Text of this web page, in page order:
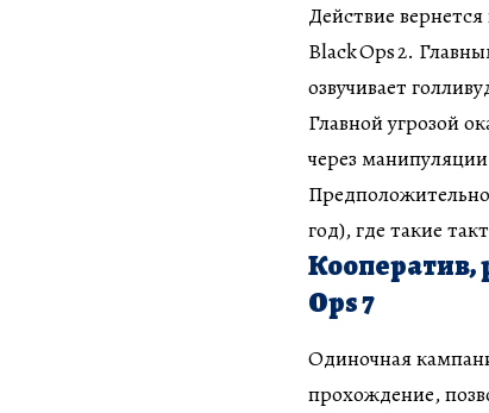
Действие
Black Ops 2.
озвучивает
Главной угрозой
через
год), где такие
Кооператив,
Ops 7
Одиночная
прохождение,